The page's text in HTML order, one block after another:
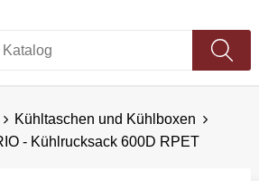
Kühltaschen und Kühlboxen
- Kühlrucksack 600D RPET